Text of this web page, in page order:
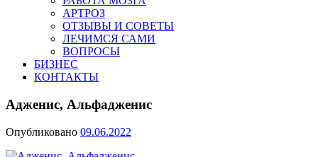
АРТРОЗ
ОТЗЫВЫ И СОВЕТЫ
ЛЕЧИМСЯ САМИ
ВОПРОСЫ
БИЗНЕС
КОНТАКТЫ
Адженис, Альфадженис
Опубликовано 09.06.2022